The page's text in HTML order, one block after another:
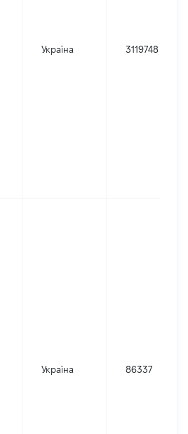
Україна 3119748
Україна 86337